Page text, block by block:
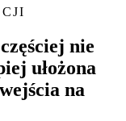
nie
ułożona
na